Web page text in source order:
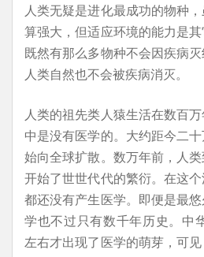
人类无疑是进化最成功的物种
算强大，但适应环境的能力是其
既然有那么多物种不会因疾病
人类自然也不会被疾病消灭。
人类的祖先类人猿生活在数百
中是没有医学的。大约距今二
始向全球扩散。数万年前，人
开始了世世代代的繁衍。在这
都还没有产生医学。即便是最
学也不过只有数千年历史。中
左右才出现了医学的萌芽，可